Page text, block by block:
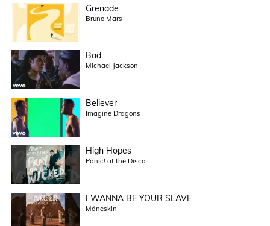
Grenade
Bruno Mars
Bad
Michael Jackson
Believer
Imagine Dragons
High Hopes
Panic! at the Disco
I WANNA BE YOUR SLAVE
Måneskin